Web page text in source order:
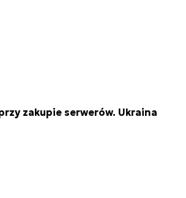
zakupie serwerów. Ukraina